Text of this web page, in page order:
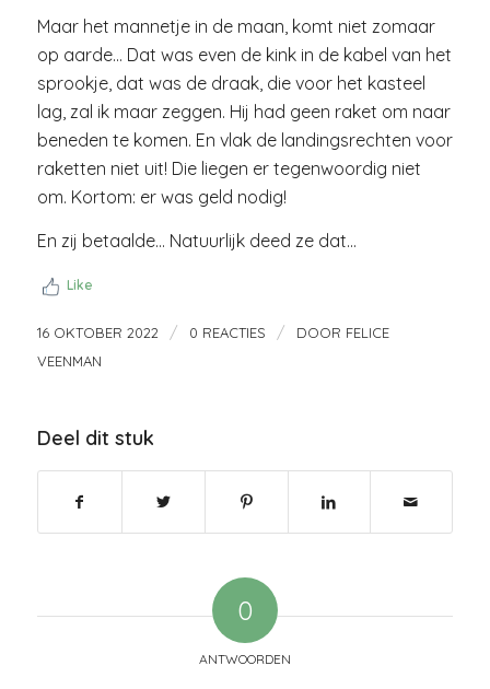
Maar het mannetje in de maan, komt niet zomaar
op aarde… Dat was even de kink in de kabel van het
sprookje, dat was de draak, die voor het kasteel
lag, zal ik maar zeggen. Hij had geen raket om naar
beneden te komen. En vlak de landingsrechten voor
raketten niet uit! Die liegen er tegenwoordig niet
om. Kortom: er was geld nodig!
En zij betaalde… Natuurlijk deed ze dat…
Like
16 OKTOBER 2022 / 0 REACTIES / DOOR FELICE
VEENMAN
Deel dit stuk
0
ANTWOORDEN